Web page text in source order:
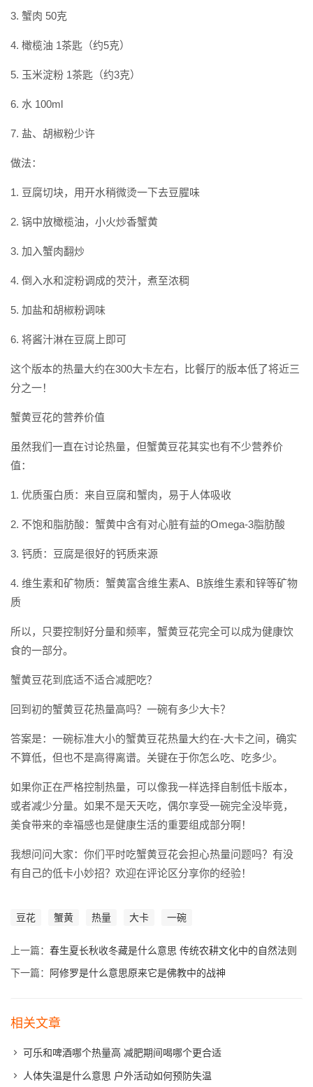
3. 蟹肉 50克
4. 橄榄油 1茶匙（约5克）
5. 玉米淀粉 1茶匙（约3克）
6. 水 100ml
7. 盐、胡椒粉少许
做法：
1. 豆腐切块，用开水稍微烫一下去豆腥味
2. 锅中放橄榄油，小火炒香蟹黄
3. 加入蟹肉翻炒
4. 倒入水和淀粉调成的芡汁，煮至浓稠
5. 加盐和胡椒粉调味
6. 将酱汁淋在豆腐上即可
这个版本的热量大约在300大卡左右，比餐厅的版本低了将近三
分之一！
蟹黄豆花的营养价值
虽然我们一直在讨论热量，但蟹黄豆花其实也有不少营养价
值：
1. 优质蛋白质：来自豆腐和蟹肉，易于人体吸收
2. 不饱和脂肪酸：蟹黄中含有对心脏有益的Omega-3脂肪酸
3. 钙质：豆腐是很好的钙质来源
4. 维生素和矿物质：蟹黄富含维生素A、B族维生素和锌等矿物
质
所以，只要控制好分量和频率，蟹黄豆花完全可以成为健康饮
食的一部分。
蟹黄豆花到底适不适合减肥吃？
回到初的蟹黄豆花热量高吗？一碗有多少大卡？
答案是：一碗标准大小的蟹黄豆花热量大约在-大卡之间，确实
不算低，但也不是高得离谱。关键在于你怎么吃、吃多少。
如果你正在严格控制热量，可以像我一样选择自制低卡版本，
或者减少分量。如果不是天天吃，偶尔享受一碗完全没毕竟，
美食带来的幸福感也是健康生活的重要组成部分啊！
我想问问大家：你们平时吃蟹黄豆花会担心热量问题吗？有没
有自己的低卡小妙招？欢迎在评论区分享你的经验！
豆花 蟹黄 热量 大卡 一碗
上一篇： 春生夏长秋收冬藏是什么意思 传统农耕文化中的自然法则
下一篇：
阿修罗是什么意思原来它是佛教中的战神
相关文章
可乐和啤酒哪个热量高 减肥期间喝哪个更合适
人体失温是什么意思 户外活动如何预防失温